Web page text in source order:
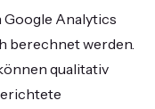
Google Analytics
berechnet werden.
qualitativ